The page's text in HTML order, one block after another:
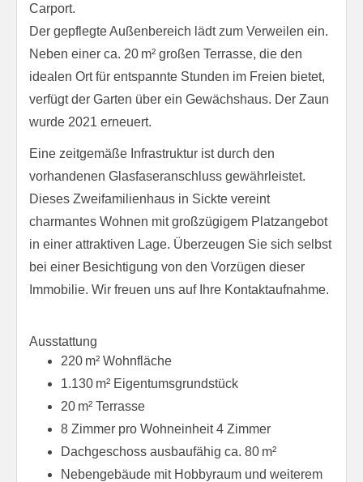
Carport.
Der gepflegte Außenbereich lädt zum Verweilen ein.
Neben einer ca. 20 m² großen Terrasse, die den
idealen Ort für entspannte Stunden im Freien bietet,
verfügt der Garten über ein Gewächshaus. Der Zaun
wurde 2021 erneuert.
Eine zeitgemäße Infrastruktur ist durch den
vorhandenen Glasfaseranschluss gewährleistet.
Dieses Zweifamilienhaus in Sickte vereint
charmantes Wohnen mit großzügigem Platzangebot
in einer attraktiven Lage. Überzeugen Sie sich selbst
bei einer Besichtigung von den Vorzügen dieser
Immobilie. Wir freuen uns auf Ihre Kontaktaufnahme.
Ausstattung
220 m² Wohnfläche
1.130 m² Eigentumsgrundstück
20 m² Terrasse
8 Zimmer pro Wohneinheit 4 Zimmer
Dachgeschoss ausbaufähig ca. 80 m²
Nebengebäude mit Hobbyraum und weiterem